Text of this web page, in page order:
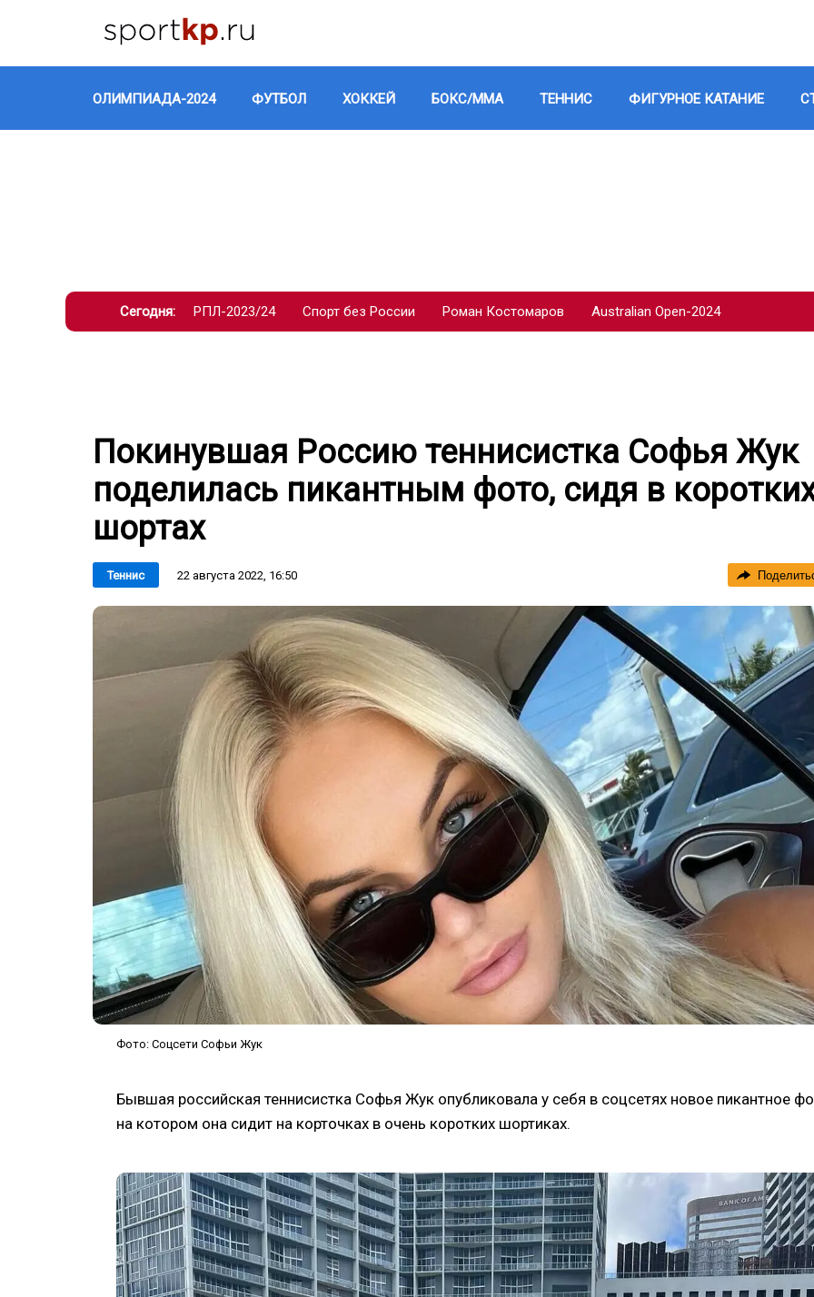
ОЛИМПИАДА-2024 ФУТБОЛ ХОККЕЙ БОКС/ММА ТЕННИС ФИГУРНОЕ КАТАНИЕ
Сегодня: РПЛ-2023/24 Спорт без России Роман Костомаров Australian Open-2024
Покинувшая Россию теннисистка Софья Жук
поделилась пикантным фото, сидя в
шортах
Теннис 22 августа 2022, 16:50
Фото: Соцсети Софьи Жук
Бывшая российская теннисистка Софья Жук опубликовала у себя в соцсетях новое пикантное
на котором она сидит на корточках в очень коротких шортиках.